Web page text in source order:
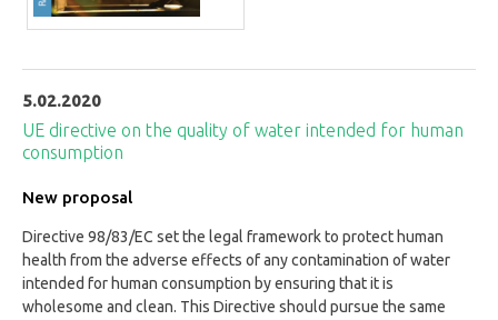
5.02.2020
UE directive on the quality of water intended for human
consumption
New proposal
Directive 98/83/EC set the legal framework to protect human
health from the adverse effects of any contamination of water
intended for human consumption by ensuring that it is
wholesome and clean. This Directive should pursue the same